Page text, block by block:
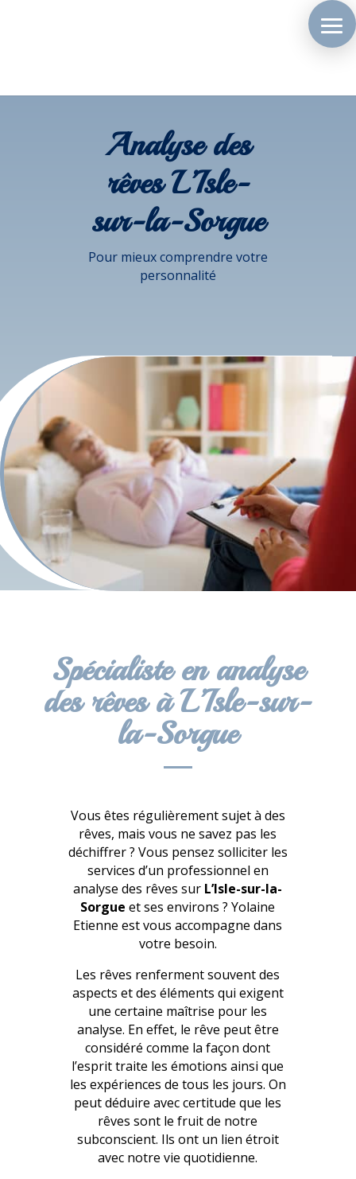
Analyse des
rêves L’Isle-
sur-la-Sorgue
Pour mieux comprendre votre
personnalité
Spécialiste en analyse
des rêves à L’Isle-sur-
la-Sorgue
Vous êtes régulièrement sujet à des
rêves, mais vous ne savez pas les
déchiffrer ? Vous pensez solliciter les
services d’un professionnel en
analyse des rêves sur L’Isle-sur-la-
Sorgue et ses environs ? Yolaine
Etienne est vous accompagne dans
votre besoin.
Les rêves renferment souvent des
aspects et des éléments qui exigent
une certaine maîtrise pour les
analyse. En effet, le rêve peut être
considéré comme la façon dont
l’esprit traite les émotions ainsi que
les expériences de tous les jours. On
peut déduire avec certitude que les
rêves sont le fruit de notre
subconscient. Ils ont un lien étroit
avec notre vie quotidienne.